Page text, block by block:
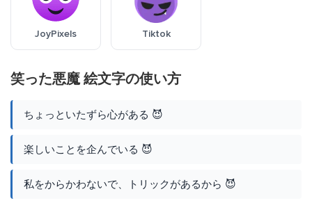
JoyPixels Tiktok
笑った悪魔 絵文字の使い方
ちょっといたずら心がある 😈
楽しいことを企んでいる 😈
私をからかわないで、トリックがあるから 😈